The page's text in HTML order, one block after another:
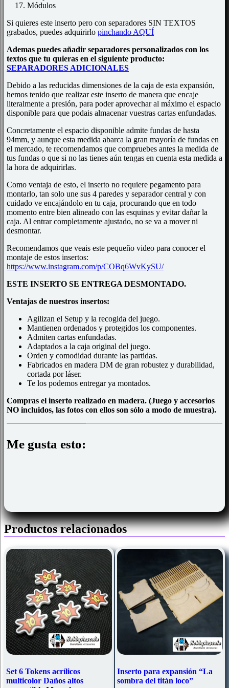
Módulos
Si quieres este inserto pero con separadores SIN TEXTOS
grabados, puedes adquirirlo pinchando AQUÍ
Ademas puedes añadir separadores personalizados con los
textos que tu quieras en el siguiente producto:
SEPARADORES ADICIONALES
Debido a las reducidas dimensiones de la caja de esta expansión,
hemos tenido que realizar este inserto de manera que encaje
literalmente a presión, para poder aprovechar al máximo el espacio
disponible para que podais almacenar vuestras cartas enfundadas.
Concretamente el espacio disponible admite fundas de hasta
94mm, y aunque esta medida abarca la gran mayoría de fundas en
el mercado, te recomendamos que compruebes antes la medida de
tus fundas o que si no las tienes aún tengas en cuenta esta medida a
la hora de adquirirlas.
Como ventaja de esto, el inserto no requiere pegamento para
montarlo, tan solo une sus 4 paredes y separador central y con
cuidado ve encajándolo en tu caja, procurando que en todo
momento entre bien alineado con las esquinas y evitar dañar la
caja. Al entrar completamente ajustado, no se va a mover ni
desmontar.
Recomendamos que veais este pequeño video para conocer el
montaje de estos insertos:
https://www.instagram.com/p/COBq6WvKySU/
ESTE INSERTO SE ENTREGA DESMONTADO.
Ventajas de nuestros insertos:
Agilizan el Setup y la recogida del juego.
Mantienen ordenados y protegidos los componentes.
Admiten cartas enfundadas.
Adaptados a la caja original del juego.
Orden y comodidad durante las partidas.
Fabricados en madera DM de gran robustez y durabilidad,
cortada por láser.
Te los podemos entregar ya montados.
Compras el inserto realizado en madera. (Juego y accesorios
NO incluidos, las fotos con ellos son sólo a modo de muestra).
Me gusta esto:
Productos relacionados
Set 6 Tokens acrílicos
multicolor Daños altos
Inserto para expansión “La
sombra del titán loco”